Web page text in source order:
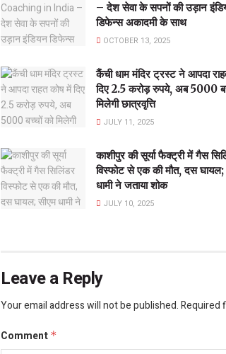
– देश सेवा के सपनों की उड़ान
डिफेन्स अकादमी के साथ
OCTOBER 13, 2025
कैंची धाम मंदिर ट्रस्ट ने आपदा
दिए 2.5 करोड़ रुपये, अब 5000
मिलेगी छात्रवृत्ति
JULY 11, 2025
काशीपुर की सूर्या फैक्ट्री में गैस
विस्फोट से एक की मौत, दस घायल;
धामी ने जताया शोक
JULY 10, 2025
Leave a Reply
Your email address will not be published.Required
Comment *